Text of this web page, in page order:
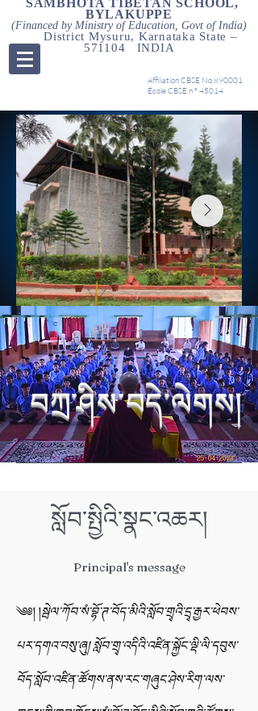
SAMBHOTA TIBETAN SCHOOL,
BYLAKUPPE
(Financed by Ministry of Education, Govt of India)
District Mysuru, Karnataka State –
571104 INDIA
Affiliation CBSE No.890001
École CBSE n ° 45014
བཀྲ་ཤིས་བདེ་ལེགས།
སློབ་སྤྱིའི་སྣང་འཆར།
Principal's message
༄༅། །སྦེལ་ཀོབ་སཾ་བྷོ་ཊ་བོད་མིའི་སློབ་གྲྭའི་དྲྭ་རྒྱར་ཕེབས་
པར་དགའ་བསུ་ཞུ། སློབ་གྲྭ་འདིའི་འཛིན་སྐྱོང་ལྡི་ལི་དབུས་
བོད་སློབ་འཛིན་ཚོགས་ནས་རང་གཞུང་ཤེས་རིག་ལས་